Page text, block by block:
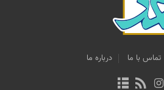
تماس با ما درباره ما